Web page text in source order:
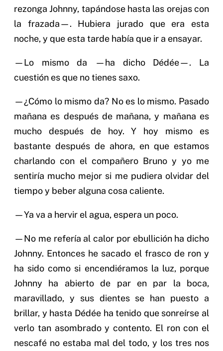
rezonga Johnny, tapándose hasta las orejas con
la frazada—. Hubiera jurado que era esta
noche, y que esta tarde había que ir a ensayar.
—Lo mismo da —ha dicho Dédée—. La
cuestión es que no tienes saxo.
—¿Cómo lo mismo da? No es lo mismo. Pasado
mañana es después de mañana, y mañana es
mucho después de hoy. Y hoy mismo es
bastante después de ahora, en que estamos
charlando con el compañero Bruno y yo me
sentiría mucho mejor si me pudiera olvidar del
tiempo y beber alguna cosa caliente.
—Ya va a hervir el agua, espera un poco.
—No me refería al calor por ebullición ha dicho
Johnny. Entonces he sacado el frasco de ron y
ha sido como si encendiéramos la luz, porque
Johnny ha abierto de par en par la boca,
maravillado, y sus dientes se han puesto a
brillar, y hasta Dédée ha tenido que sonreírse al
verlo tan asombrado y contento. El ron con el
nescafé no estaba mal del todo, y los tres nos